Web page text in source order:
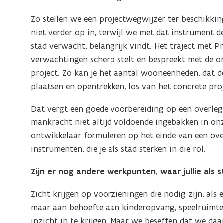
Zo stellen we een projectwegwijzer ter
niet verder op in, terwijl we met dat instrument
stad verwacht, belangrijk vindt. Het traject met
verwachtingen scherp stelt en bespreekt met de
project. Zo kan je het aantal wooneenheden, dat
plaatsen en opentrekken, los van het concrete
Dat vergt een goede voorbereiding op een
mankracht niet altijd voldoende ingebakken in
ontwikkelaar formuleren op het einde van een
instrumenten, die je als stad sterken in die rol.
Zijn er nog andere werkpunten, waar jullie als
Zicht krijgen op voorzieningen die nodig zijn,
maar aan behoefte aan kinderopvang,
inzicht in te krijgen. Maar we beseffen dat we